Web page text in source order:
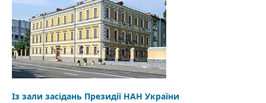
Із зали засідань Президії НАН України